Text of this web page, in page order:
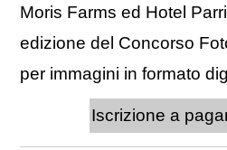
Moris Farms ed Hotel
edizione del Concorso
per immagini in formato
Iscrizione a